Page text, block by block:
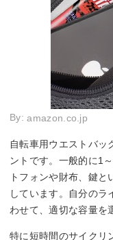
By:amazon.co.jp
自転車用ウエストバッ
ントです。一般的に1
トフォンや財布、鍵
しています。自分のラ
わせて、適切な容量を
特に短時間のサイクリ